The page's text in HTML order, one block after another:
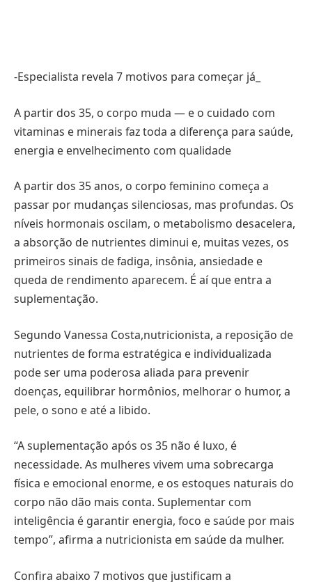
-Especialista revela 7 motivos para começar já_
A partir dos 35, o corpo muda — e o cuidado com
vitaminas e minerais faz toda a diferença para saúde,
energia e envelhecimento com qualidade
A partir dos 35 anos, o corpo feminino começa a
passar por mudanças silenciosas, mas profundas. Os
níveis hormonais oscilam, o metabolismo desacelera,
a absorção de nutrientes diminui e, muitas vezes, os
primeiros sinais de fadiga, insônia, ansiedade e
queda de rendimento aparecem. É aí que entra a
suplementação.
Segundo Vanessa Costa,nutricionista, a reposição de
nutrientes de forma estratégica e individualizada
pode ser uma poderosa aliada para prevenir
doenças, equilibrar hormônios, melhorar o humor, a
pele, o sono e até a libido.
“A suplementação após os 35 não é luxo, é
necessidade. As mulheres vivem uma sobrecarga
física e emocional enorme, e os estoques naturais do
corpo não dão mais conta. Suplementar com
inteligência é garantir energia, foco e saúde por mais
tempo”, afirma a nutricionista em saúde da mulher.
Confira abaixo 7 motivos que justificam a